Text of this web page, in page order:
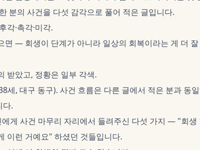
분의 사건을 다섯 감각으로 풀어 적은 글입니다.
각·촉각·미각.
면 — 회생이 단계가 아니라 일상의 회복이라는 게 더
받았고, 정황은 일부 각색.
세, 대구 동구). 사건 흐름은 다른 글에서 적은 분과 동
다.
에게 사건 마무리 자리에서 들려주신 다섯 가지 — "회생
이런 거예요" 하셨던 것들입니다.